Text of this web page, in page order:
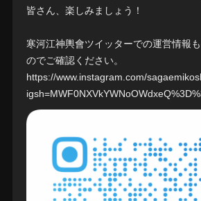
皆さん、楽しみましょう！
寒河江神輿會ツイッターでの運営情報
のでご確認ください。
https://www.instagram.com/